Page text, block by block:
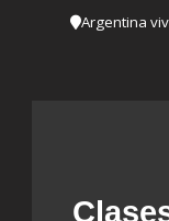
Argentina